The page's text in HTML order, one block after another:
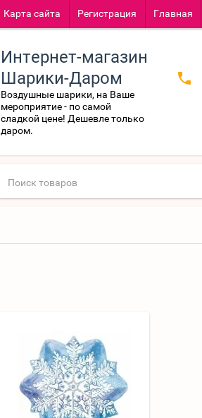
Карта сайта Регистрация Главная
Интернет-магазин
Шарики-Даром
Воздушные шарики, на Ваше
мероприятие - по самой
сладкой цене! Дешевле только
даром.